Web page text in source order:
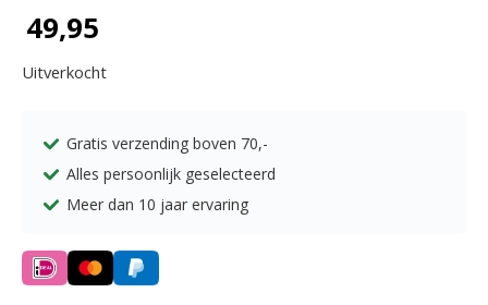
49,95
Uitverkocht
Gratis verzending boven 70,-
Alles persoonlijk geselecteerd
Meer dan 10 jaar ervaring